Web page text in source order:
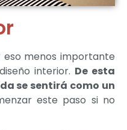
eso menos importante
interior. De esta
se sentirá como un
este paso si no